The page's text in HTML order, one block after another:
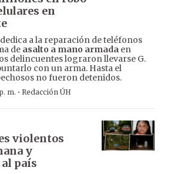
en
a la reparación de teléfonos
de asalto a mano armada en
delincuentes lograron llevarse G.
con un arma. Hasta el
no fueron detenidos.
m. · Redacción ÚH
violentos
y
país